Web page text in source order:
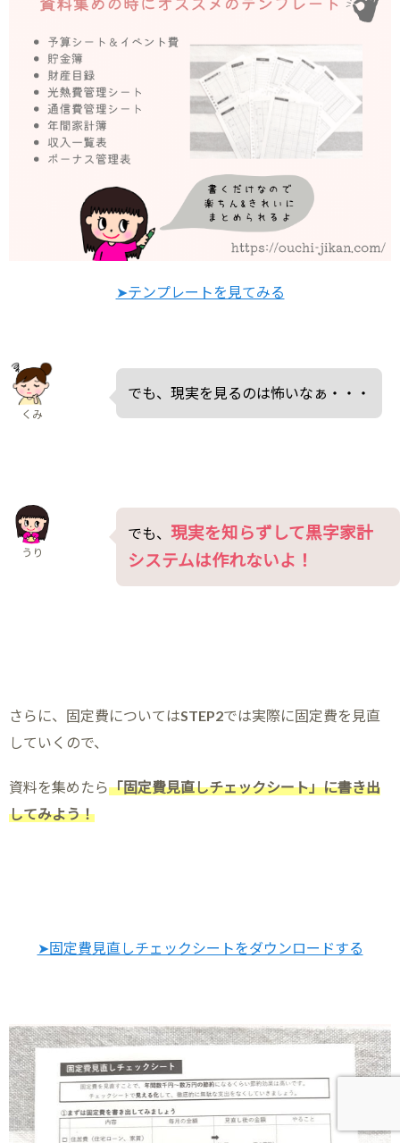
➤テンプレートを見てみる
でも、現実を見るのは怖いなぁ・・・
くみ
でも、 現実を知らずして黒字家計
システムは作れないよ！
うり
さらに、固定費についてはSTEP2では実際に固定費を見直
していくので、
資料を集めたら「固定費見直しチェックシート」に書き出
してみよう！
➤固定費見直しチェックシートをダウンロードする